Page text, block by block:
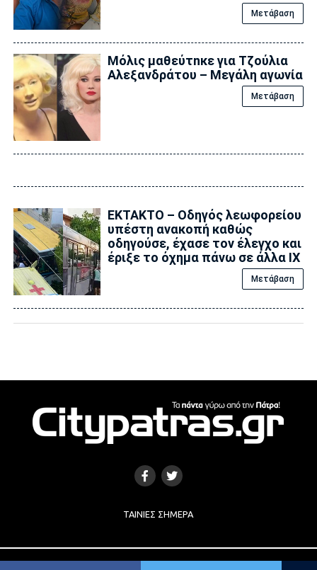
Μετάβαση
Μόλις μαθεύτnκε για Τζούλια
Αλεξανδράτου – Μεγάλη αγωνία
Μετάβαση
ΕΚΤΑΚΤΟ – Οδηγός λεωφορείου
υπέστη ανακοπή καθώς
οδηγούσε, έχασε τον έλεγχο και
έριξε το όχημα πάνω σε άλλα ΙΧ
Μετάβαση
ΤΑΙΝΊΕΣ ΣΉΜΕΡΑ